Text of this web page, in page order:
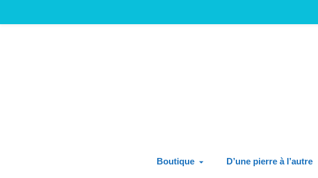
Boutique D’une pierre à l’autre